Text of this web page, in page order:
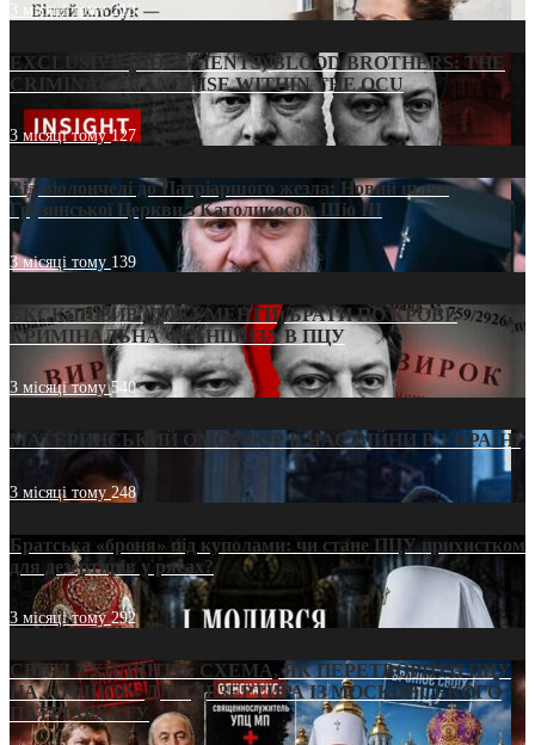
3 місяці тому213
EXCLUSIVE (DOCUMENTS)/BLOOD BROTHERS: THE
CRIMINAL FRANCHISE WITHIN THE OCU
3 місяці тому127
Від віолончелі до Патріаршого жезла: Новий шлях
Грузинської Церкви з Католикосом Шіо III
3 місяці тому 139
ЕКСКЛЮЗИВ (ДОКУМЕНТИ)/БРАТИ ПО КРОВІ:
КРИМІНАЛЬНА ФРАНШИЗА В ПЦУ
3 місяці тому540
МАТЕРИНСЬКИЙ ОМОРФОР В ЧАС ВІЙНИ В УКРАЇНІ
3 місяці тому248
Братська «броня» під куполами: чи стане ПЦУ прихистком
для дезертирів у рясах?
3 місяці тому292
СВЯТІ УХИЛЯНТИ: СХЕМА, ЯК ПЕРЕТВОРИТИ ПЦУ
НА «ОФШОР» ДЛЯ ДЕЗЕРТИРА ІЗ МОСКОВСЬКОГО
ПАТРІАРХАТУ